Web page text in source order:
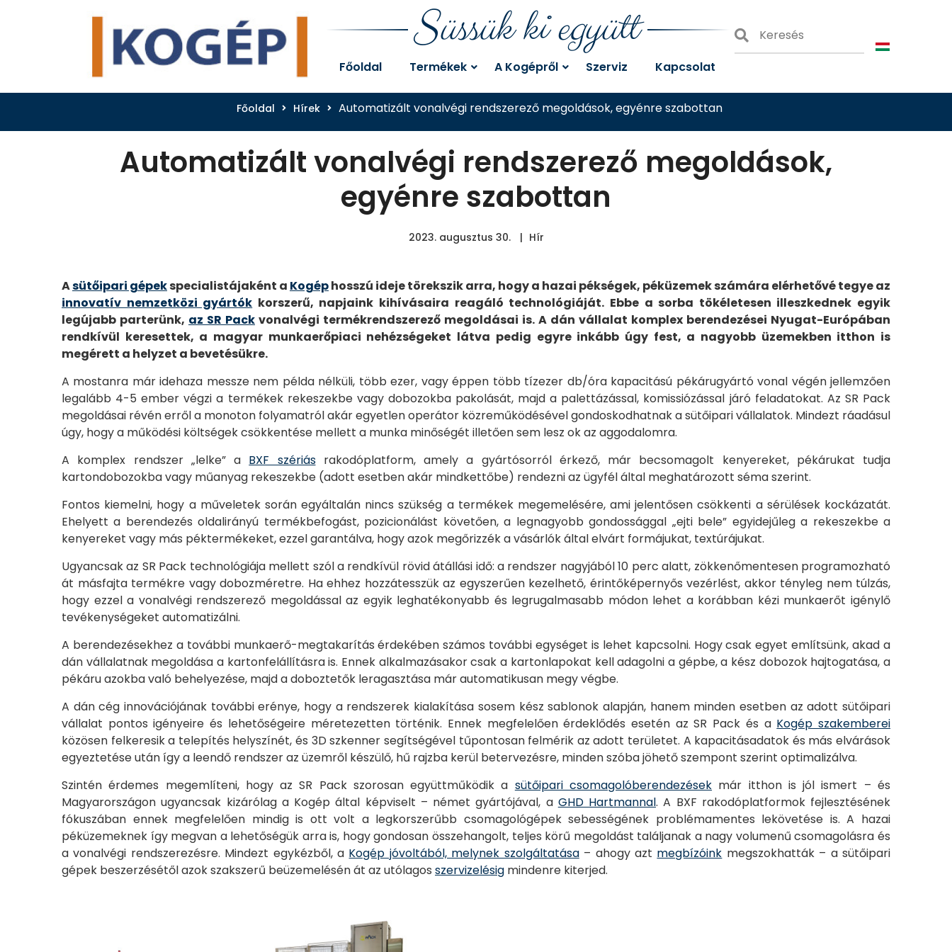
Süssük ki együtt
Főoldal Termékek A Kogépről Szerviz Kapcsolat
Főoldal Hírek Automatizált vonalvégi rendszerező megoldások, egyénre szabottan
Automatizált vonalvégi rendszerező megoldások,
egyénre szabottan
2023. augusztus 30. Hír
Asütőipari gépekspecialistájaként a Kogéphosszú ideje törekszik arra, hogy a hazai pékségek, péküzemek számára elérhetővé tegye az
innovatív nemzetközi gyártók korszerű, napjaink kihívásaira reagáló technológiáját. Ebbe a sorba tökéletesen illeszkednek egyik
legújabb parterünk, az SR Pack vonalvégi termékrendszerező megoldásai is. A dán vállalat komplex berendezései Nyugat-Európában
rendkívül keresettek, a magyar munkaerőpiaci nehézségeket látva pedig egyre inkább úgy fest, a nagyobb üzemekben itthon is
megérett a helyzet a bevetésükre.
A mostanra már idehaza messze nem példa nélküli, több ezer, vagy éppen több tízezer db/óra kapacitású pékárugyártó vonal végén jellemzően
legalább 4-5 ember végzi a termékek rekeszekbe vagy dobozokba pakolását, majd a palettázással, komissiózással járó feladatokat. Az SR Pack
megoldásai révén erről a monoton folyamatról akár egyetlen operátor közreműködésével gondoskodhatnak a sütőipari vállalatok. Mindezt ráadásul
úgy, hogy a működési költségek csökkentése mellett a munka minőségét illetően sem lesz ok az aggodalomra.
A komplex rendszer „lelke” a BXF szériásrakodóplatform, amely a gyártósorról érkező, már becsomagolt kenyereket, pékárukat tudja
kartondobozokba vagy műanyag rekeszekbe (adott esetben akár mindkettőbe) rendezni az ügyfél által meghatározott séma szerint.
Fontos kiemelni, hogy a műveletek során egyáltalán nincs szükség a termékek megemelésére, ami jelentősen csökkenti a sérülések kockázatát.
Ehelyett a berendezés oldalirányú termékbefogást, pozicionálást követően, a legnagyobb gondossággal „ejti bele” egyidejűleg a rekeszekbe a
kenyereket vagy más péktermékeket, ezzel garantálva, hogy azok megőrizzék a vásárlók által elvárt formájukat, textúrájukat.
Ugyancsak az SR Pack technológiája mellett szól a rendkívül rövid átállási idő: a rendszer nagyjából 10 perc alatt, zökkenőmentesen programozható
át másfajta termékre vagy dobozméretre. Ha ehhez hozzátesszük az egyszerűen kezelhető, érintőképernyős vezérlést, akkor tényleg nem túlzás,
hogy ezzel a vonalvégi rendszerező megoldással az egyik leghatékonyabb és legrugalmasabb módon lehet a korábban kézi munkaerőt igénylő
tevékenységeket automatizálni.
A berendezésekhez a további munkaerő-megtakarítás érdekében számos további egységet is lehet kapcsolni. Hogy csak egyet említsünk, akad a
dán vállalatnak megoldása a kartonfelállításra is. Ennek alkalmazásakor csak a kartonlapokat kell adagolni a gépbe, a kész dobozok hajtogatása, a
pékáru azokba való behelyezése, majd a doboztetők leragasztása már automatikusan megy végbe.
A dán cég innovációjának további erénye, hogy a rendszerek kialakítása sosem kész sablonok alapján, hanem minden esetben az adott sütőipari
vállalat pontos igényeire és lehetőségeire méretezetten történik. Ennek megfelelően érdeklődés esetén az SR Pack és a Kogép szakemberei
közösen felkeresik a telepítés helyszínét, és 3D szkenner segítségével tűpontosan felmérik az adott területet. A kapacitásadatok és más elvárások
egyeztetése után így a leendő rendszer az üzemről készülő, hű rajzba kerül betervezésre, minden szóba jöhető szempont szerint optimalizálva.
Szintén érdemes megemlíteni, hogy az SR Pack szorosan együttműködik a sütőipari csomagolóberendezések már itthon is jól ismert – és
Magyarországon ugyancsak kizárólag a Kogép által képviselt – német gyártójával, a GHD Hartmannal. A BXF rakodóplatformok fejlesztésének
fókuszában ennek megfelelően mindig is ott volt a legkorszerűbb csomagológépek sebességének problémamentes lekövetése is. A hazai
péküzemeknek így megvan a lehetőségük arra is, hogy gondosan összehangolt, teljes körű megoldást találjanak a nagy volumenű csomagolásra és
a vonalvégi rendszerezésre. Mindezt egykézből, a Kogép jóvoltából, melynek szolgáltatása– ahogy azt megbízóink megszokhatták – a sütőipari
gépek beszerzésétől azok szakszerű beüzemelésén át az utólagos szervizelésig mindenre kiterjed.